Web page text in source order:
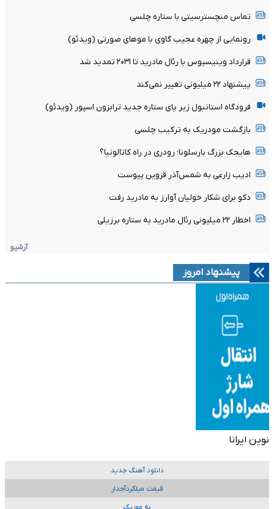
تماس منچسترسیتی با ستاره چلسی
رونمایی از چهره عجیب گاوی با موهای صورتی (ویدئو)
قرارداد وینیسیوس با رئال مادرید تا ۲۰۳۱ تمدید شد
پیشنهاد ۲۲ میلیونی تغییر نمی‌کند
فرودگاه استانبول زیر پای ستاره جدید ترابزون اسپور (ویدئو)
بازگشت مودریک به ترکیب چلسی
هایجک بزرگ بارسلونا؛ رودری در راه کاتالونیا؟
ادیب زارعی به شمس‌آذر قزوین پیوست
دکو برای شکار خولیان آوارز به مادرید رفت
اخطار ۲۲ میلیونی رئال مادرید به ستاره برزیلی
آرشیو
پیشنهاد امروز
نوین ایرانا
دانلود آهنگ جدید
قیمت میلگردآجدار